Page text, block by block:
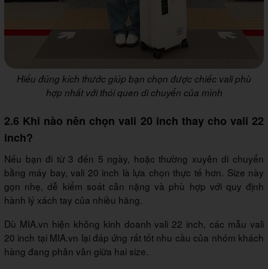
Hiểu đúng kích thước giúp bạn chọn được chiếc vali phù
hợp nhất với thói quen di chuyển của mình
2.6 Khi nào nên chọn vali 20 inch thay cho vali 22
inch?
Nếu bạn đi từ 3 đến 5 ngày, hoặc thường xuyên di chuyển
bằng máy bay, vali 20 inch là lựa chọn thực tế hơn. Size này
gọn nhẹ, dễ kiểm soát cân nặng và phù hợp với quy định
hành lý xách tay của nhiều hãng.
Dù MIA.vn hiện không kinh doanh vali 22 inch, các mẫu vali
20 inch tại MIA.vn lại đáp ứng rất tốt nhu cầu của nhóm khách
hàng đang phân vân giữa hai size.